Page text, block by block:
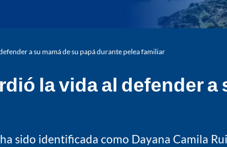
a su mamá de su papá durante pelea familiar
la vida al defender a
sido identificada como Dayana Camila